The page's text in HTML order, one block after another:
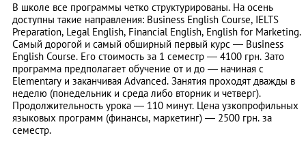
В школе все программы четко структурированы. На осень
доступны такие направления: Business English Course, IELTS
Preparation, Legal English, Financial English, English for Marketing.
Самый дорогой и самый обширный первый курс — Business
English Course. Его стоимость за 1 семестр — 4100 грн. Зато
программа предполагает обучение от и до — начиная с
Elemеntary и заканчивая Advanced. Занятия проходят дважды в
неделю (понедельник и среда либо вторник и четверг).
Продолжительность урока — 110 минут. Цена узкопрофильных
языковых программ (финансы, маркетинг) — 2500 грн. за
семестр.